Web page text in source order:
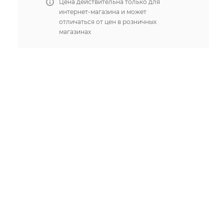
Цена действительна только для
интернет-магазина и может
отличаться от цен в розничных
магазинах